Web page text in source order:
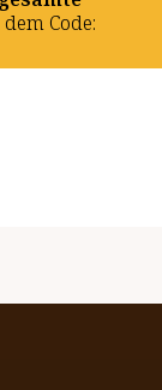
Code: